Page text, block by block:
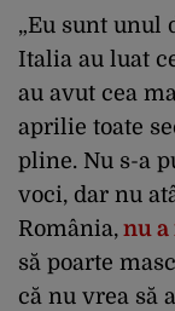
„Eu sunt
Italia au luat
au avut cea
aprilie toate
pline. Nu s-a
voci, dar nu
România, nu
să poarte
că nu vrea să